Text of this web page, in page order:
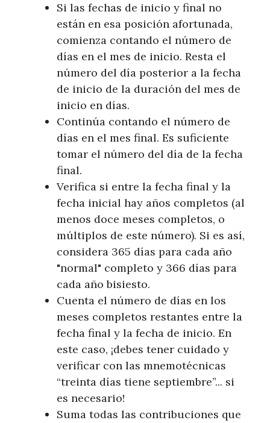
Si las fechas de inicio y final no
están en esa posición afortunada,
comienza contando el número de
días en el mes de inicio. Resta el
número del día posterior a la fecha
de inicio de la duración del mes de
inicio en días.
Continúa contando el número de
días en el mes final. Es suficiente
tomar el número del día de la fecha
final.
Verifica si entre la fecha final y la
fecha inicial hay años completos (al
menos doce meses completos, o
múltiplos de este número). Si es así,
considera 365 días para cada año
"normal" completo y 366 días para
cada año bisiesto.
Cuenta el número de días en los
meses completos restantes entre la
fecha final y la fecha de inicio. En
este caso, ¡debes tener cuidado y
verificar con las mnemotécnicas
“treinta días tiene septiembre”... si
es necesario!
Suma todas las contribuciones que